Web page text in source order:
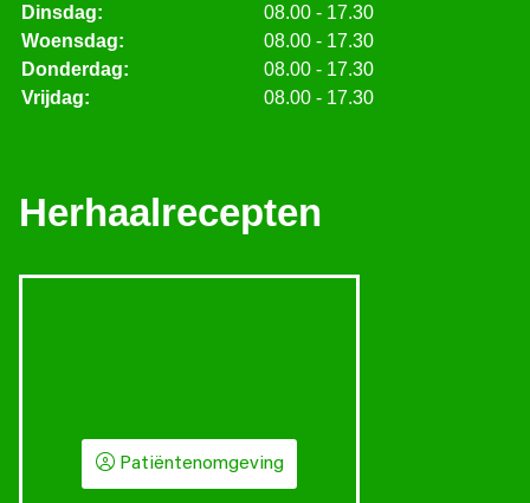
Dinsdag:
08.00 - 17.30
Woensdag:
08.00 - 17.30
Donderdag:
08.00 - 17.30
Vrijdag:
08.00 - 17.30
Herhaalrecepten
Patiëntenomgeving